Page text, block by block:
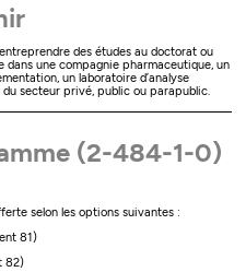
des études au doctorat ou
une compagnie pharmaceutique, un
un laboratoire d’analyse
secteur privé, public ou parapublic.
(2-484-1-0)
selon les options suivantes :
81)
82)